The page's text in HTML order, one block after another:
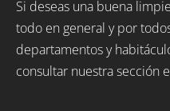
Si deseas una buena
todo en general y por
departamentos y
consultar nuestra sección